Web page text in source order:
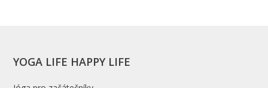
YOGA LIFE HAPPY LIFE